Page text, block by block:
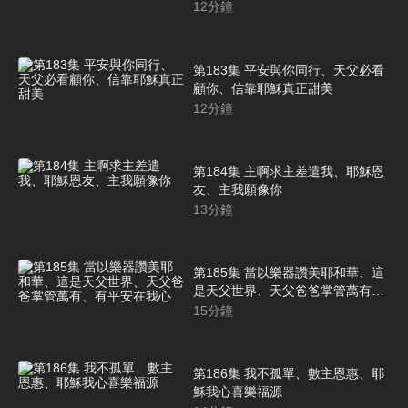
12分鐘
第183集 平安與你同行、天父必看
顧你、信靠耶穌真正甜美
12分鐘
第184集 主啊求主差遣我、耶穌恩
友、主我願像你
13分鐘
第185集 當以樂器讚美耶和華、這
是天父世界、天父爸爸掌管萬有、
有平安在我心
15分鐘
第186集 我不孤單、數主恩惠、耶
穌我心喜樂福源